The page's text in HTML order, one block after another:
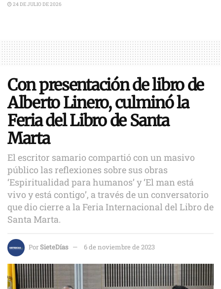
24 DE JULIO DE 2026
Con presentación de libro de
Alberto Linero, culminó la
Feria del Libro de Santa
Marta
El escritor samario compartió con un masivo
público las reflexiones sobre sus obras
‘Espiritualidad para humanos’ y ‘El man está
vivo y está contigo’, a través de un conversatorio
que dio cierre a la Feria Internacional del Libro de
Santa Marta.
PorSieteDías 6 de noviembre de 2023